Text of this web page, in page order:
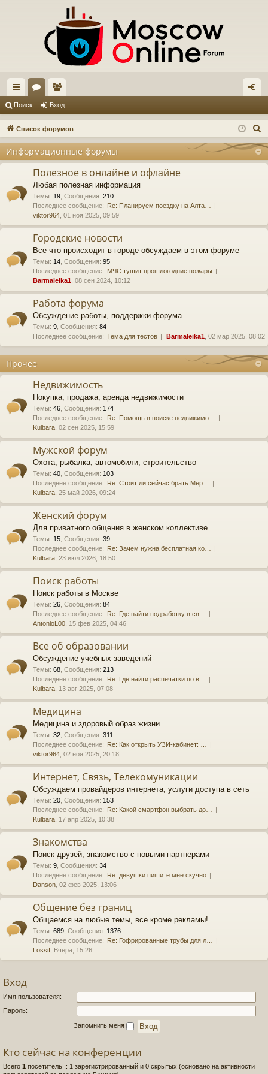
с
ы
и
ум
ол
ьз
ат
ел
и
д
Поиск Вход
Список форумов
Информационные форумы
Полезное в онлайне и офлайне
Любая полезная информация
Темы: 19 Сообщения: 210
Последнее сообщение: Re: Планируем поездку на Алта…
viktor964 , 01 ноя 2025, 09:59
Городские новости
Все что происходит в городе обсуждаем в этом форуме
Темы: 14 Сообщения: 95
Последнее сообщение: МЧС тушит прошлогодние пожары
Barmaleika1 , 08 сен 2024, 10:12
Работа форума
Обсуждение работы, поддержки форума
Темы: 9 Сообщения: 84
Последнее сообщение: Тема для тестов Barmaleika1 , 02 мар 2025, 08:02
Прочее
Недвижимость
Покупка, продажа, аренда недвижимости
Темы: 46 Сообщения: 174
Последнее сообщение: Re: Помощь в поиске недвижимо…
Kulbara , 02 сен 2025, 15:59
Мужской форум
Охота, рыбалка, автомобили, строительство
Темы: 40 Сообщения: 103
Последнее сообщение: Re: Стоит ли сейчас брать Мер…
Kulbara , 25 май 2026, 09:24
Женский форум
Для приватного общения в женском коллективе
Темы: 15 Сообщения: 39
Последнее сообщение: Re: Зачем нужна бесплатная ко…
Kulbara , 23 июл 2026, 18:50
Поиск работы
Поиск работы в Москве
Темы: 26 Сообщения: 84
Последнее сообщение: Re: Где найти подработку в св…
AntonioL00 , 15 фев 2025, 04:46
Все об образовании
Обсуждение учебных заведений
Темы: 68 Сообщения: 213
Последнее сообщение: Re: Где найти распечатки по в…
Kulbara , 13 авг 2025, 07:08
Медицина
Медицина и здоровый образ жизни
Темы: 32 Сообщения: 311
Последнее сообщение: Re: Как открыть УЗИ-кабинет: …
viktor964 , 02 ноя 2025, 20:18
Интернет, Связь, Телекомуникации
Обсуждаем провайдеров интернета, услуги доступа в сеть
Темы: 20 Сообщения: 153
Последнее сообщение: Re: Какой смартфон выбрать до…
Kulbara , 17 апр 2025, 10:38
Знакомства
Поиск друзей, знакомство с новыми партнерами
Темы: 9 Сообщения: 34
Последнее сообщение: Re: девушки пишите мне скучно
Danson , 02 фев 2025, 13:06
Общение без границ
Общаемся на любые темы, все кроме рекламы!
Темы: 689 Сообщения: 1376
Последнее сообщение: Re: Гофрированные трубы для л…
Lossif , Вчера, 15:26
Вход
Имя пользователя:
Пароль:
Запомнить меня
Кто сейчас на конференции
Всего 1 посетитель :: 1 зарегистрированный и 0 скрытых (основано на активности